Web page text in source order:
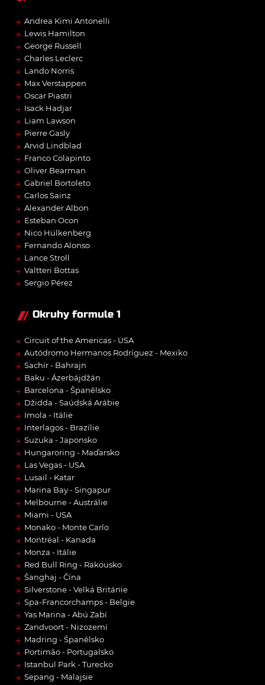
→ Andrea Kimi Antonelli
→ Lewis Hamilton
→ George Russell
→ Charles Leclerc
→ Lando Norris
→ Max Verstappen
→ Oscar Piastri
→ Isack Hadjar
→ Liam Lawson
→ Pierre Gasly
→ Arvid Lindblad
→ Franco Colapinto
→ Oliver Bearman
→ Gabriel Bortoleto
→ Carlos Sainz
→ Alexander Albon
→ Esteban Ocon
→ Nico Hülkenberg
→ Fernando Alonso
→ Lance Stroll
→ Valtteri Bottas
→ Sergio Pérez
Okruhy formule 1
→ Circuit of the Americas - USA
→ Autódromo Hermanos Rodríguez - Mexiko
→ Sachír - Bahrajn
→ Baku - Ázerbájdžán
→ Barcelona - Španělsko
→ Džidda - Saúdská Arábie
→ Imola - Itálie
→ Interlagos - Brazílie
→ Suzuka - Japonsko
→ Hungaroring - Maďarsko
→ Las Vegas - USA
→ Lusail - Katar
→ Marina Bay - Singapur
→ Melbourne - Austrálie
→ Miami - USA
→ Monako - Monte Carlo
→ Montréal - Kanada
→ Monza - Itálie
→ Red Bull Ring - Rakousko
→ Šanghaj - Čína
→ Silverstone - Velká Británie
→ Spa-Francorchamps - Belgie
→ Yas Marina - Abú Zabí
→ Zandvoort - Nizozemí
→ Madring - Španělsko
→ Portimão - Portugalsko
→ Istanbul Park - Turecko
→ Sepang - Malajsie